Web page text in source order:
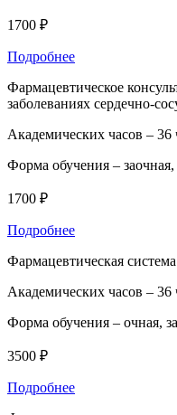
1700 ₽
Подробнее
Фармацевтическое
заболеваниях сердечно-
Академических часов – 36
Форма обучения –
1700 ₽
Подробнее
Фармацевтическая система
Академических часов – 36
Форма обучения – очная,
3500 ₽
Подробнее